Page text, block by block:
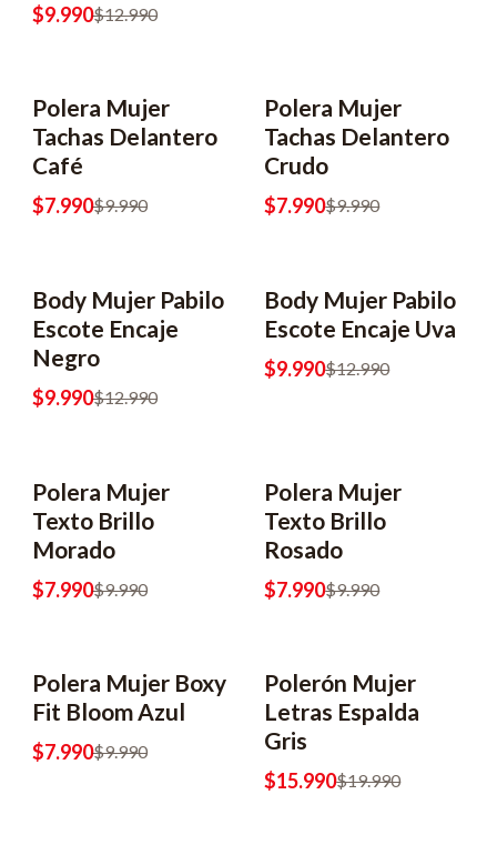
$9.990$12.990
Polera Mujer
Tachas Delantero
Café
$7.990$9.990
Polera Mujer
Tachas Delantero
Crudo
$7.990$9.990
Body Mujer Pabilo
Escote Encaje
Negro
$9.990$12.990
Body Mujer Pabilo
Escote Encaje Uva
$9.990$12.990
Polera Mujer
Texto Brillo
Morado
$7.990$9.990
Polera Mujer
Texto Brillo
Rosado
$7.990$9.990
Polera Mujer Boxy
Fit Bloom Azul
$7.990$9.990
Polerón Mujer
Letras Espalda
Gris
$15.990$19.990